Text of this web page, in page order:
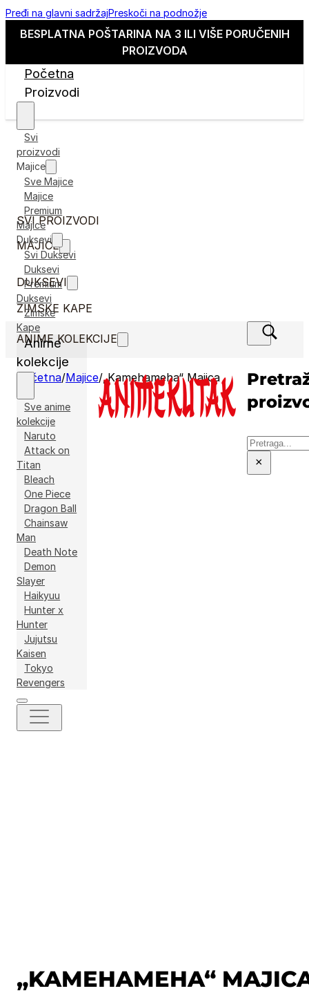
Pređi na glavni sadržajPreskoči na podnožje
BESPLATNA POŠTARINA NA 3 ILI VIŠE PORUČENIH
PROIZVODA
Početna
Proizvodi
Svi
proizvodi
Majice
Sve Majice
Majice
Premium
Majice
Duksevi
Svi Duksevi
Duksevi
Premium
Duksevi
Zimske
Kape
Anime
kolekcije
Sve anime
kolekcije
Naruto
Attack on
Titan
Bleach
One Piece
Dragon Ball
Chainsaw
Man
Death Note
Demon
Slayer
Haikyuu
Hunter x
Hunter
Jujutsu
Kaisen
Tokyo
Revengers
Pretraga
×
SVI PROIZVODI
MAJICE
DUKSEVI
ZIMSKE KAPE
ANIME KOLEKCIJE
Početna/Majice/„Kamehameha“ Majica
„KAMEHAMEHA“